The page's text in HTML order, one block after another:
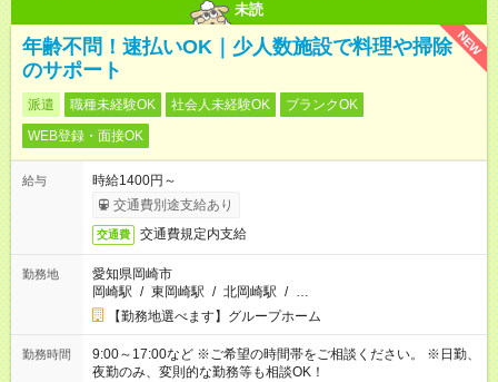
未読
NEW
年齢不問！速払いOK｜少人数施設で料理や掃除
のサポート
派遣 職種未経験OK 社会人未経験OK
ブランクOK
WEB登録・面接OK
給与
時給1400円～
交通費別途支給あり
交通費 交通費規定内支給
勤務地
愛知県岡崎市
岡崎駅 / 東岡崎駅 / 北岡崎駅 / …
【勤務地選べます】グループホーム
勤務時間
9:00～17:00など ※ご希望の時間帯をご相談ください。 ※日勤、
夜勤のみ、変則的な勤務等も相談OK！